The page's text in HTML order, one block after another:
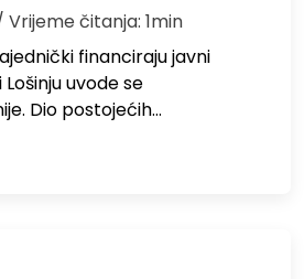
Vrijeme čitanja: 1min
financiraju javni
uvode se
Dio postojećih…